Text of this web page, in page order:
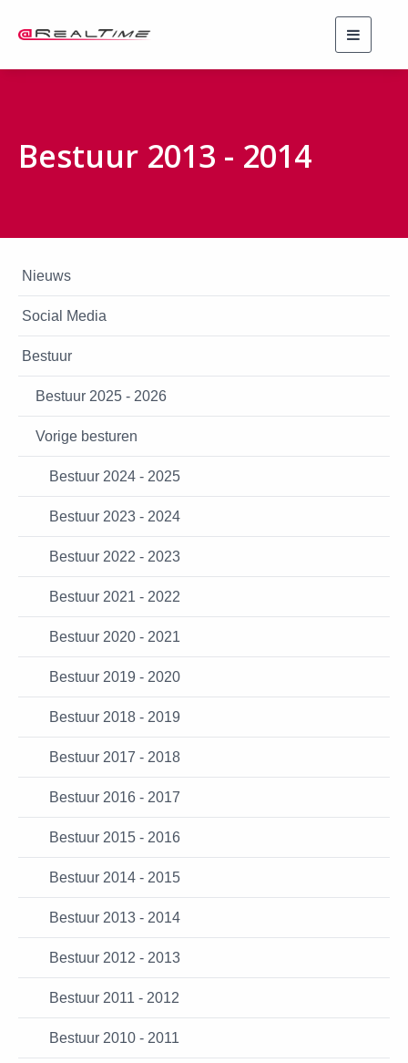
Bestuur 2013 - 2014
Nieuws
Social Media
Bestuur
Bestuur 2025 - 2026
Vorige besturen
Bestuur 2024 - 2025
Bestuur 2023 - 2024
Bestuur 2022 - 2023
Bestuur 2021 - 2022
Bestuur 2020 - 2021
Bestuur 2019 - 2020
Bestuur 2018 - 2019
Bestuur 2017 - 2018
Bestuur 2016 - 2017
Bestuur 2015 - 2016
Bestuur 2014 - 2015
Bestuur 2013 - 2014
Bestuur 2012 - 2013
Bestuur 2011 - 2012
Bestuur 2010 - 2011